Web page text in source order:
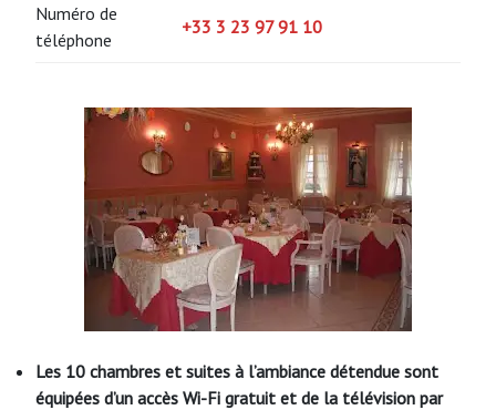
Numéro de
téléphone
+33 3 23 97 91 10
Les 10 chambres et suites à l’ambiance détendue sont
équipées d’un accès Wi-Fi gratuit et de la télévision par